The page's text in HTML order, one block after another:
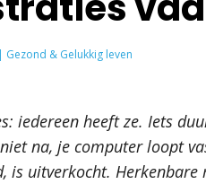
| Gezond & Gelukkig leven
iedereen heeft ze. Iets
na, je computer loopt
is uitverkocht.